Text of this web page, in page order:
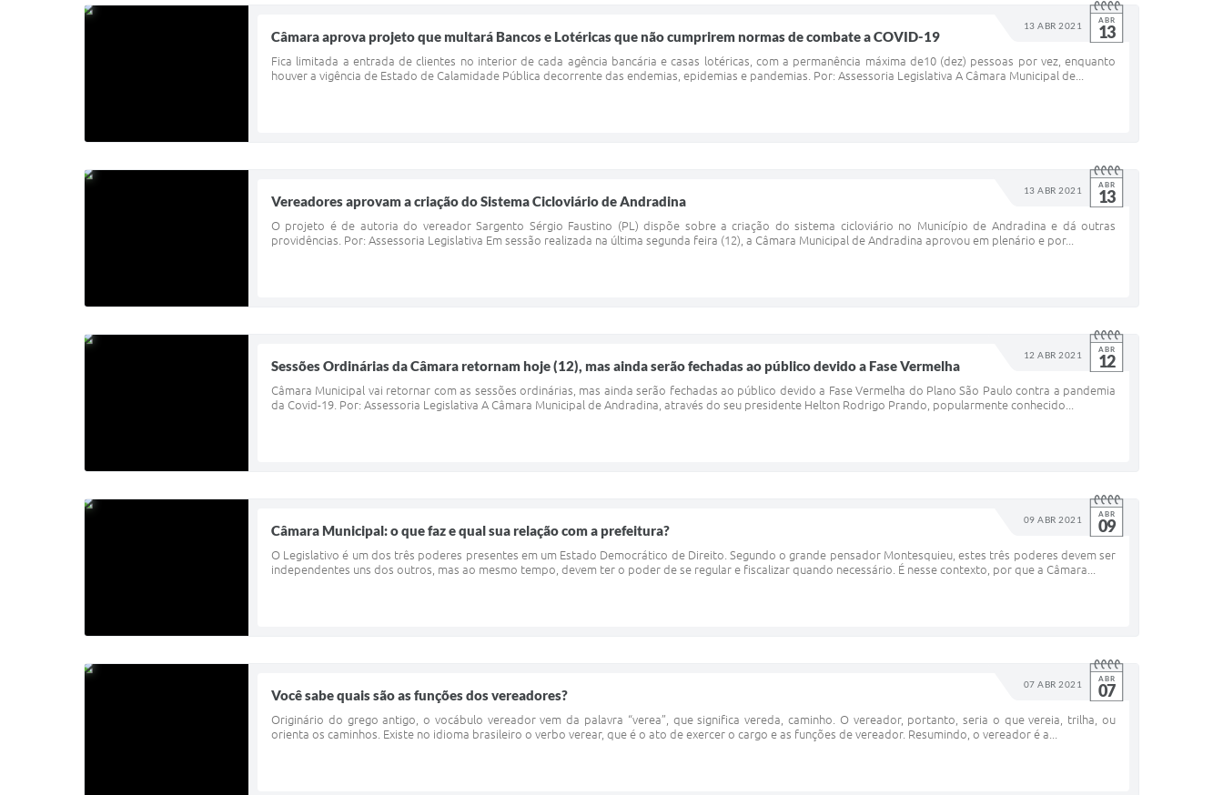
13 ABR 2021 ABR
13
Câmara aprova projeto que multará Bancos e Lotéricas que não cumprirem normas de combate a COVID-19
Fica limitada a entrada de clientes no interior de cada agência bancária e casas lotéricas, com a permanência máxima de10 (dez) pessoas por vez, enquanto
houver a vigência de Estado de Calamidade Pública decorrente das endemias, epidemias e pandemias. Por: Assessoria Legislativa A Câmara Municipal de...
13 ABR 2021 ABR
13
Vereadores aprovam a criação do Sistema Cicloviário de Andradina
O projeto é de autoria do vereador Sargento Sérgio Faustino (PL) dispõe sobre a criação do sistema cicloviário no Município de Andradina e dá outras
providências. Por: Assessoria Legislativa Em sessão realizada na última segunda feira (12), a Câmara Municipal de Andradina aprovou em plenário e por...
12 ABR 2021 ABR
12
Sessões Ordinárias da Câmara retornam hoje (12), mas ainda serão fechadas ao público devido a Fase Vermelha
Câmara Municipal vai retornar com as sessões ordinárias, mas ainda serão fechadas ao público devido a Fase Vermelha do Plano São Paulo contra a pandemia
da Covid-19. Por: Assessoria Legislativa A Câmara Municipal de Andradina, através do seu presidente Helton Rodrigo Prando, popularmente conhecido...
09 ABR 2021 ABR
09
Câmara Municipal: o que faz e qual sua relação com a prefeitura?
O Legislativo é um dos três poderes presentes em um Estado Democrático de Direito. Segundo o grande pensador Montesquieu, estes três poderes devem ser
independentes uns dos outros, mas ao mesmo tempo, devem ter o poder de se regular e fiscalizar quando necessário. É nesse contexto, por que a Câmara...
07 ABR 2021 ABR
07
Você sabe quais são as funções dos vereadores?
Originário do grego antigo, o vocábulo vereador vem da palavra “verea”, que significa vereda, caminho. O vereador, portanto, seria o que vereia, trilha, ou
orienta os caminhos. Existe no idioma brasileiro o verbo verear, que é o ato de exercer o cargo e as funções de vereador. Resumindo, o vereador é a...